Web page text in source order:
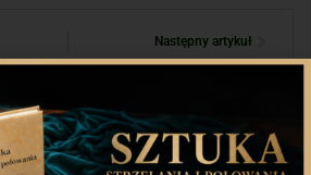
Następny artykuł